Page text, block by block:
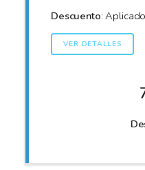
Descuento:
VER DETALLES